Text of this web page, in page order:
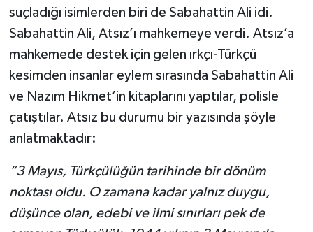
suçladığı isimlerden biri de Sabahattin Ali idi.
Sabahattin Ali, Atsız’ı mahkemeye verdi. Atsız’a
mahkemede destek için gelen ırkçı-Türkçü
kesimden insanlar eylem sırasında Sabahattin Ali
ve Nazım Hikmet’in kitaplarını yaptılar, polisle
çatıştılar. Atsız bu durumu bir yazısında şöyle
anlatmaktadır:
“3 Mayıs, Türkçülüğün tarihinde bir dönüm
noktası oldu. O zamana kadar yalnız duygu,
düşünce olan, edebi ve ilmi sınırları pek de